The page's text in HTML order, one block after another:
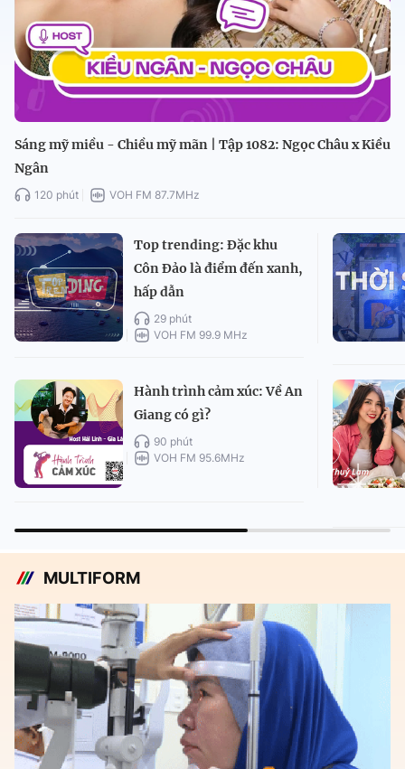
Sáng mỹ miều - Chiều mỹ mãn | Tập 1082: Ngọc Châu x Kiều
Ngân
120 phút VOH FM 87.7MHz
Top trending: Đặc khu
Côn Đảo là điểm đến xanh,
hấp dẫn
29 phút
VOH FM 99.9 MHz
Hành trình cảm xúc: Về An
Giang có gì?
90 phút
VOH FM 95.6MHz
MULTIFORM